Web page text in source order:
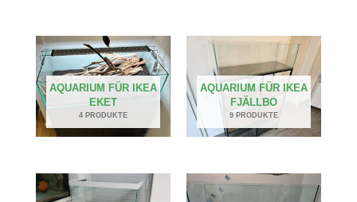
AQUARIUM FÜR IKEA
EKET
4 PRODUKTE
AQUARIUM FÜR IKEA
FJÄLLBO
9 PRODUKTE